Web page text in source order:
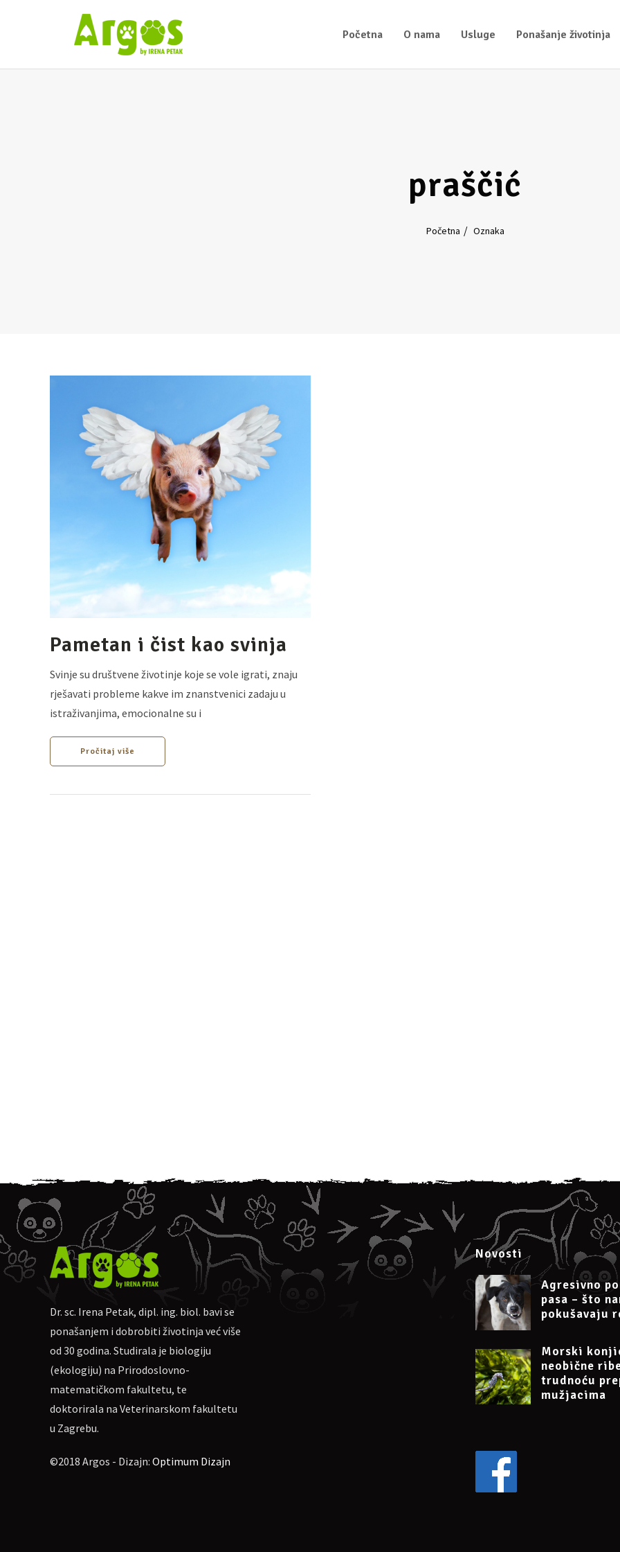
Početna O nama Usluge Ponašanje životinja
praščić
Početna Oznaka
Pametan i čist kao svinja
Svinje su društvene životinje koje se vole igrati, znaju
rješavati probleme kakve im znanstvenici zadaju u
istraživanjima, emocionalne su i
Pročitaj više
Dr. sc. Irena Petak, dipl. ing. biol. bavi se
ponašanjem i dobrobiti životinja već više
od 30 godina. Studirala je biologiju
(ekologiju) na Prirodoslovno-
matematičkom fakultetu, te
doktorirala na Veterinarskom fakultetu
u Zagrebu.
©2018 Argos - Dizajn: Optimum Dizajn
Novosti
Agresivno
pasa – što
pokušavaju
Morski
neobične
trudnoću
mužjacima